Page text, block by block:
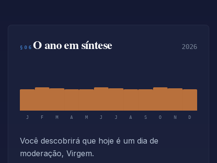
§06 O ano em síntese 2026
J F M A M J J A S O N D
Você descobrirá que hoje é um dia de
moderação, Virgem.